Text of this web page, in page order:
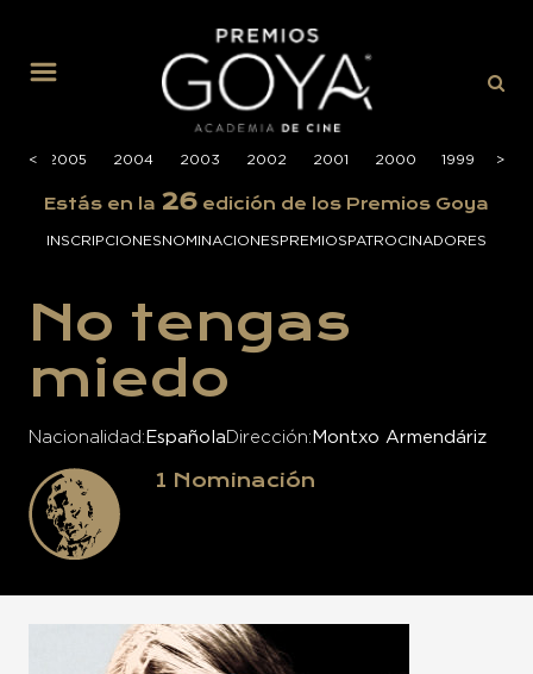
<
< 2005 2004 2003 2002 2001 2000 1999 >
>
Estás en la 26 edición de los Premios Goya
INSCRIPCIONESNOMINACIONESPREMIOSPATROCINADORES
No tengas
miedo
Nacionalidad Española Dirección Montxo Armendáriz
1 Nominación